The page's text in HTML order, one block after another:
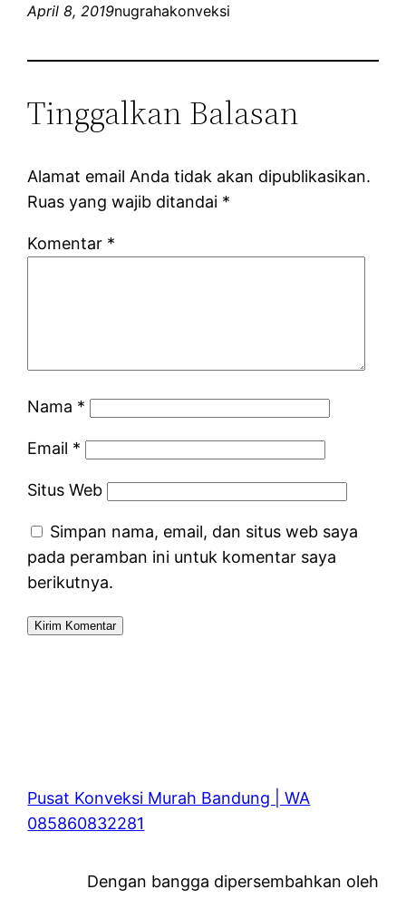
April 8, 2019nugrahakonveksi
Tinggalkan Balasan
Alamat email Anda tidak akan dipublikasikan.
Ruas yang wajib ditandai *
Komentar *
Nama *
Email *
Situs Web
Simpan nama, email, dan situs web saya
pada peramban ini untuk komentar saya
berikutnya.
Pusat Konveksi Murah Bandung | WA
085860832281
Dengan bangga dipersembahkan oleh